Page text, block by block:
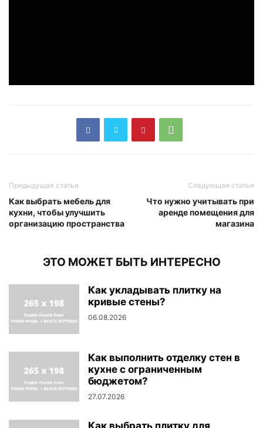
Предыдущая статья
Как выбрать мебель для
кухни, чтобы улучшить
организацию пространства
Следующая статья
Что нужно учитывать при
аренде помещения для
магазина
ЭТО МОЖЕТ БЫТЬ ИНТЕРЕСНО
Как укладывать плитку на
кривые стены?
06.08.2026
Как выполнить отделку стен в
кухне с ограниченным
бюджетом?
27.07.2026